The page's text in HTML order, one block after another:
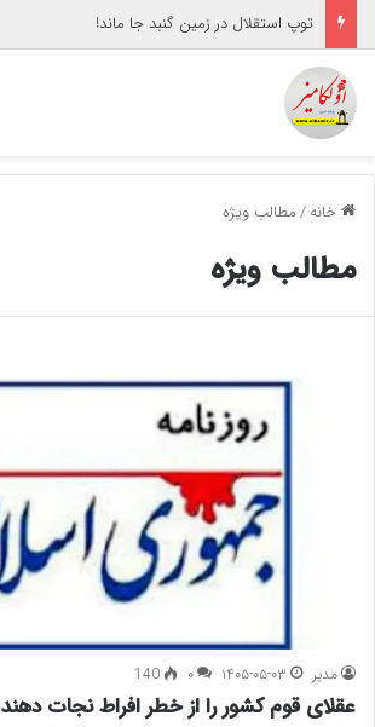
توپ استقلال در زمین گنبد جا ماند!
خانه/مطالب ویژه
مطالب ویژه
مدیر ۱۴۰۵-۰۵-۰۳ ۰ 140
عقلای قوم کشور را از خطر افراط نجات دهند